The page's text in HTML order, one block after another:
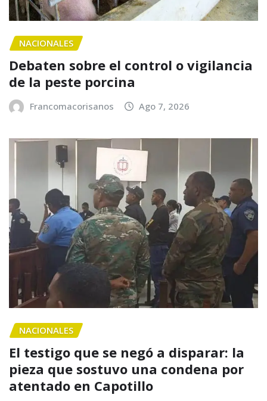
NACIONALES
Debaten sobre el control o vigilancia
de la peste porcina
Francomacorisanos Ago 7, 2026
NACIONALES
El testigo que se negó a disparar: la
pieza que sostuvo una condena por
atentado en Capotillo